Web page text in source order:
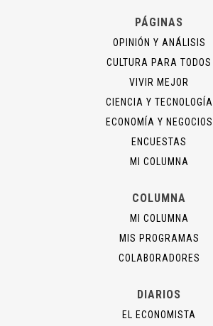
PÁGINAS
OPINIÓN Y ANÁLISIS
CULTURA PARA TODOS
VIVIR MEJOR
CIENCIA Y TECNOLOGÍA
ECONOMÍA Y NEGOCIOS
ENCUESTAS
MI COLUMNA
COLUMNA
MI COLUMNA
MIS PROGRAMAS
COLABORADORES
DIARIOS
EL ECONOMISTA